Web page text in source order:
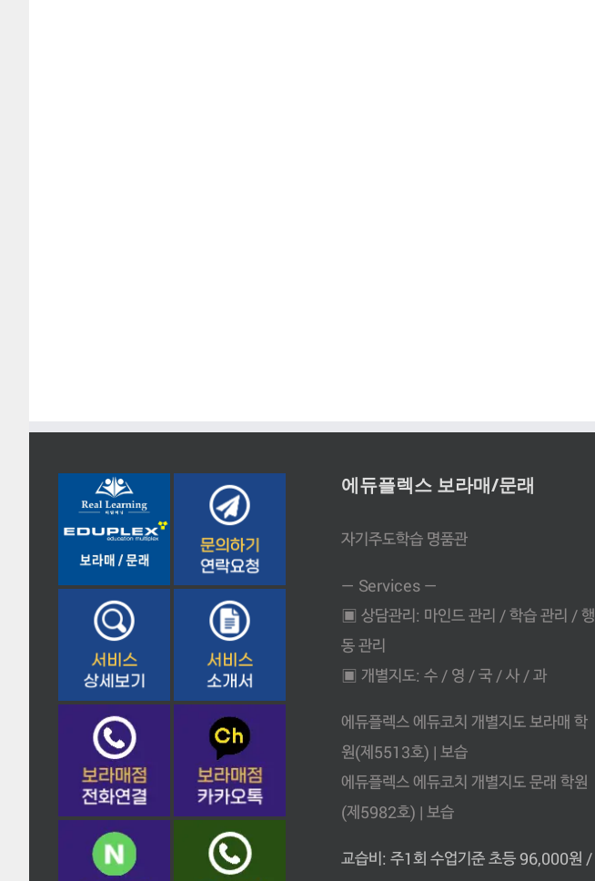
에듀플렉스 보라매/문래
자기주도학습 명품관
— Services —
▣ 상담관리: 마인드 관리 / 학습 관리 / 행
동 관리
▣ 개별지도: 수 / 영 / 국 / 사 / 과
에듀플렉스 에듀코치 개별지도 보라매 학
원(제5513호) | 보습
에듀플렉스 에듀코치 개별지도 문래 학원
(제5982호) | 보습
교습비: 주1회 수업기준 초등 96,000원 /